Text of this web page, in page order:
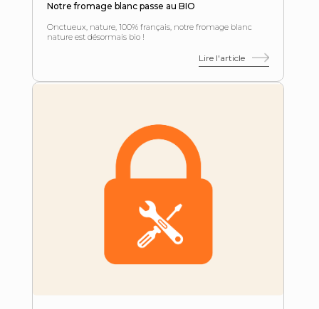
Notre fromage blanc passe au BIO
Onctueux, nature, 100% français, notre fromage blanc
nature est désormais bio !
Lire l'article